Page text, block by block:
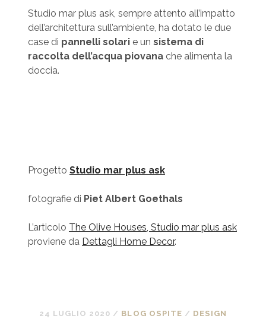
Studio mar plus ask, sempre attento all’impatto
dell’architettura sull’ambiente, ha dotato le due
case di pannelli solarie un sistema di
raccolta dell’acqua piovanache alimenta la
doccia.
Progetto Studio mar plus ask
fotografie di Piet Albert Goethals
L’articolo The Olive Houses, Studio mar plus ask
proviene da Dettagli Home Decor.
24 LUGLIO 2020 / BLOG OSPITE / DESIGN